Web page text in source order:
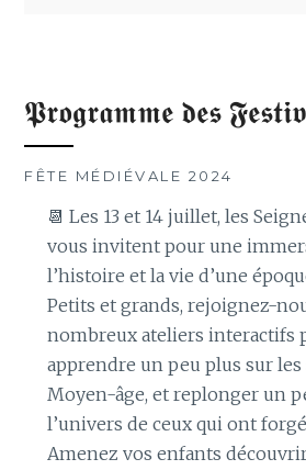
𝕻𝖗𝖔𝖌𝖗𝖆𝖒𝖒𝖊 𝖉𝖊𝖘
FÊTE MÉDIÉVALE 2024
📆 Les 13 et 14 juillet, les
vous invitent pour une
l’histoire et la vie d’une
Petits et grands, rejoignez-
nombreux ateliers interactifs
apprendre un peu plus sur les
Moyen-âge, et replonger un
l’univers de ceux qui ont
Amenez vos enfants